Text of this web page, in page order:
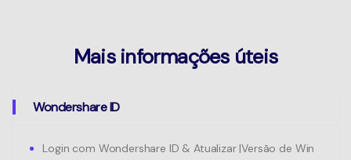
Mais informações úteis
Wondershare ID
Login com Wondershare ID & Atualizar |Versão de Win